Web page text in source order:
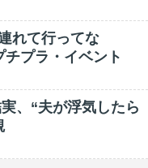
れて行ってな
プラ・イベント
、“夫が浮気したら